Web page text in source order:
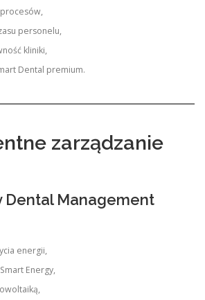
personelu,
kliniki,
Dental premium.
zarządzanie
Dental Management
energii,
Energy,